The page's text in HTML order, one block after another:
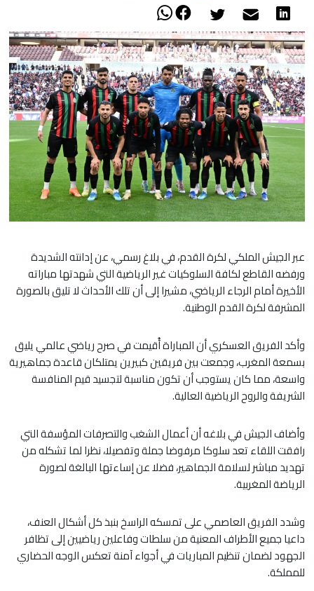
عبر الجيش الملكي لكرة القدم، في بلاغ رسمي، عن إدانته الشديدة
ورفضه القاطع لكافة السلوكيات غير الرياضية التي شهدتها مباراته
الأخيرة أمام الرجاء الرياضي، مشيرا إلى أن تلك الأحداث لا تليق بالصورة
المشرفة لكرة القدم الوطنية.
​وأكد الفريق العسكري أن المباراة أُقيمت في صرح رياضي عالمي يليق
بسمعة المغرب، وجمعت بين فريقين كبيرين يمتلكان قاعدة جماهيرية
واسعة، مما كان يستوجب أن تكون مناسبة لتجسيد قيم المنافسة
الشريفة والروح الرياضية العالية.
​وأضاف الجيش في بلاغه أن أعمال الشغب والتصرفات المؤسفة التي
رافقت اللقاء تعد سلوكا مرفوضا جملة وتفصيلا، نظرا لما تشكله من
تهديد مباشر لسلامة الجماهير، فضلا عن إساءتها البالغة لصورة
الرياضة المغربية.
​وشدد الفريق العاصمي على تمسكه الراسخ بنبذ كل أشكال العنف،
داعيا جميع الأطراف المعنية من سلطات وفاعلين رياضيين إلى تظافر
الجهود لضمان تنظيم المباريات في أجواء آمنة تعكس الوجه الحضاري
للمملكة.